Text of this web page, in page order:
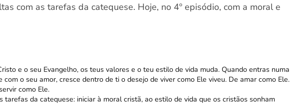
com as tarefas da catequese. Hoje, no 4º episódio, com a moral e
e o seu Evangelho, os teus valores e o teu estilo de vida muda. Quando entras numa
com o seu amor, cresce dentro de ti o desejo de viver como Ele viveu. De amar como Ele.
como Ele.
tarefas da catequese: iniciar à moral cristã, ao estilo de vida que os cristãos sonham